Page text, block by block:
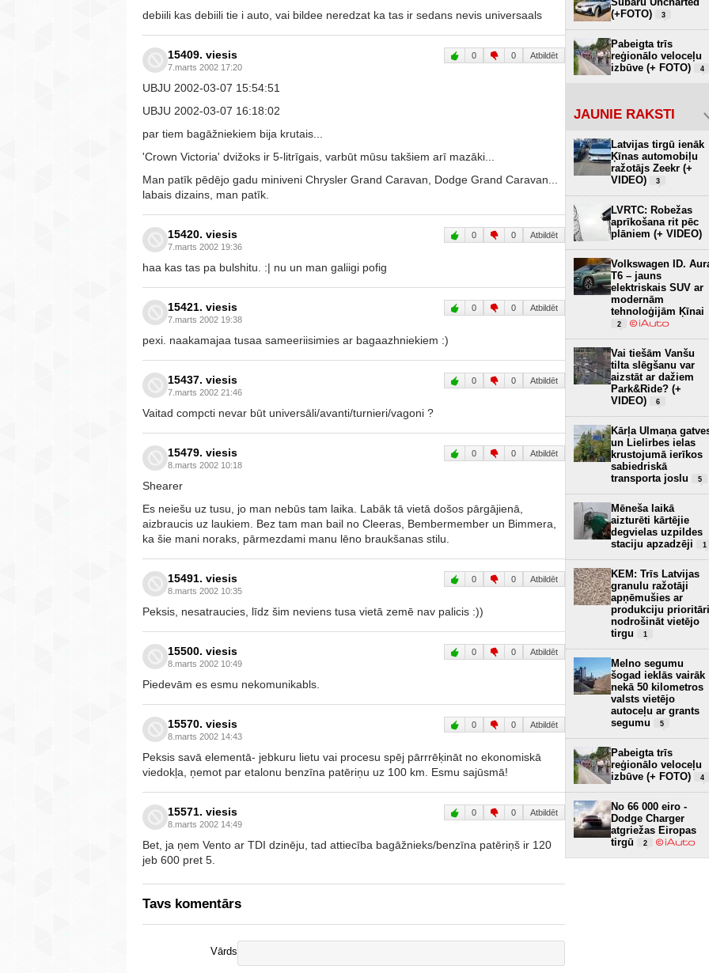
debiili kas debiili tie i auto, vai bildee neredzat ka tas ir sedans nevis universaals
15409. viesis
7.marts 2002 17:20
0 0 Atbildēt
UBJU 2002-03-07 15:54:51
UBJU 2002-03-07 16:18:02
par tiem bagāžniekiem bija krutais...
'Crown Victoria' dvižoks ir 5-litrīgais, varbūt mūsu takšiem arī mazāki...
Man patīk pēdējo gadu miniveni Chrysler Grand Caravan, Dodge Grand Caravan...
labais dizains, man patīk.
15420. viesis
7.marts 2002 19:36
0 0 Atbildēt
haa kas tas pa bulshitu. :| nu un man galiigi pofig
15421. viesis
7.marts 2002 19:38
0 0 Atbildēt
pexi. naakamajaa tusaa sameeriisimies ar bagaazhniekiem :)
15437. viesis
7.marts 2002 21:46
0 0 Atbildēt
Vaitad compcti nevar būt universāli/avanti/turnieri/vagoni ?
15479. viesis
8.marts 2002 10:18
0 0 Atbildēt
Shearer
Es neiešu uz tusu, jo man nebūs tam laika. Labāk tā vietā došos pārgājienā,
aizbraucis uz laukiem. Bez tam man bail no Cleeras, Bembermember un Bimmera,
ka šie mani noraks, pārmezdami manu lēno braukšanas stilu.
15491. viesis
8.marts 2002 10:35
0 0 Atbildēt
Peksis, nesatraucies, līdz šim neviens tusa vietā zemē nav palicis :))
15500. viesis
8.marts 2002 10:49
0 0 Atbildēt
Piedevām es esmu nekomunikabls.
15570. viesis
8.marts 2002 14:43
0 0 Atbildēt
Peksis savā elementā- jebkuru lietu vai procesu spēj pārrrēķināt no ekonomiskā
viedokļa, ņemot par etalonu benzīna patēriņu uz 100 km. Esmu sajūsmā!
15571. viesis
8.marts 2002 14:49
0 0 Atbildēt
Bet, ja ņem Vento ar TDI dzinēju, tad attiecība bagāžnieks/benzīna patēriņš ir 120
jeb 600 pret 5.
Tavs komentārs
Vārds
(+FOTO)
3
Pabeigta trīs
reģionālo veloceļu
izbūve (+ FOTO)
4
JAUNIE RAKSTI
Latvijas tirgū ienāk
Ķīnas automobiļu
ražotājs Zeekr (+
VIDEO)
3
LVRTC: Robežas
aprīkošana rit pēc
plāniem (+ VIDEO)
Volkswagen ID.
T6 – jauns
elektriskais SUV ar
modernām
tehnoloģijām Ķīnai
2
Vai tiešām Vanšu
tilta slēgšanu var
aizstāt ar dažiem
Park&Ride? (+
VIDEO)
6
Kārļa Ulmaņa
un Lielirbes ielas
krustojumā ierīkos
sabiedriskā
transporta joslu
5
Mēneša laikā
aizturēti kārtējie
degvielas uzpildes
staciju apzadzēji
1
KEM: Trīs Latvijas
granulu ražotāji
apņēmušies ar
produkciju prioritāri
nodrošināt vietējo
tirgu
1
Melno segumu
šogad ieklās vairāk
nekā 50 kilometros
valsts vietējo
autoceļu ar grants
segumu
5
Pabeigta trīs
reģionālo veloceļu
izbūve (+ FOTO)
4
No 66 000 eiro -
Dodge Charger
atgriežas Eiropas
tirgū
2